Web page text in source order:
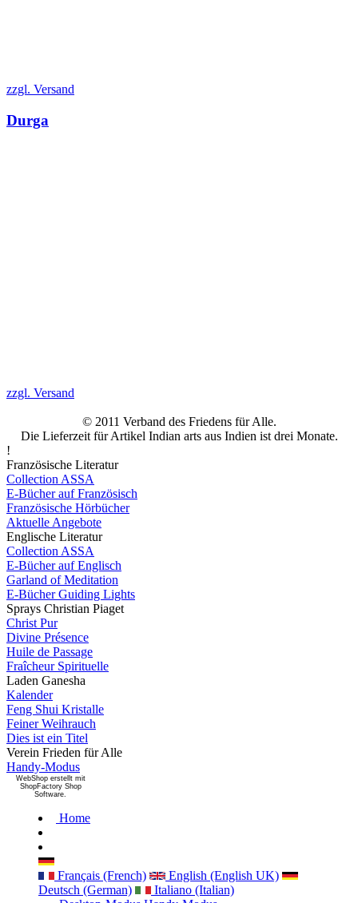
zzgl. Versand
Durga
zzgl. Versand
© 2011 Verband des Friedens für Alle.
Die Lieferzeit für Artikel Indian arts aus Indien ist drei Monate.
!
Französische Literatur
Collection ASSA
E-Bücher auf Französisch
Französische Hörbücher
Aktuelle Angebote
Englische Literatur
Collection ASSA
E-Bücher auf Englisch
Garland of Meditation
E-Bücher Guiding Lights
Sprays Christian Piaget
Christ Pur
Divine Présence
Huile de Passage
Fraîcheur Spirituelle
Laden Ganesha
Kalender
Feng Shui Kristalle
Feiner Weihrauch
Dies ist ein Titel
Verein Frieden für Alle
Handy-Modus
WebShop erstellt mit
ShopFactory Shop
Software.
Home
Français (French)
English (English UK)
Deutsch (German)
Italiano (Italian)